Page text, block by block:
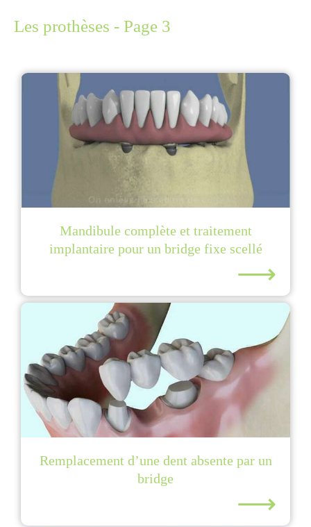
Les prothèses - Page 3
Mandibule complète et traitement
implantaire pour un bridge fixe scellé
⟶
Remplacement d’une dent absente par un
bridge
⟶